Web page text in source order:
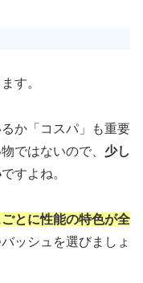
す。
か「コスパ」も重要
ではないので、 少し
ですよね。
とに性能の特色が全
ッシュを選びましょ